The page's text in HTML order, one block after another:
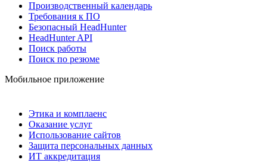
Производственный календарь
Требования к ПО
Безопасный HeadHunter
HeadHunter API
Поиск работы
Поиск по резюме
Мобильное приложение
Этика и комплаенс
Оказание услуг
Использование сайтов
Защита персональных данных
ИТ аккредитация